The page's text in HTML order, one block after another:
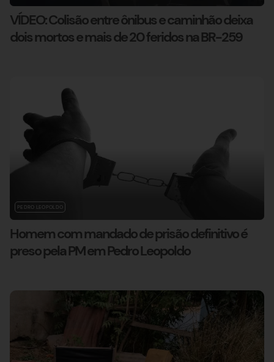
VÍDEO: Colisão entre ônibus e caminhão deixa
dois mortos e mais de 20 feridos na BR-259
PEDRO LEOPOLDO
Homem com mandado de prisão definitivo é
preso pela PM em Pedro Leopoldo